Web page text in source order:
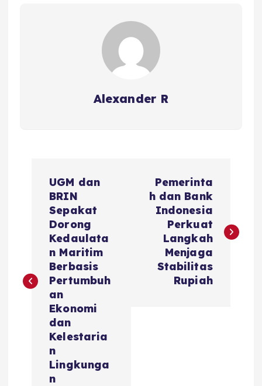
Alexander R
n
UGM dan
BRIN
Sepakat
Dorong
Kedaulata
n Maritim
Berbasis
Pertumbuh
an
Ekonomi
dan
Kelestaria
n
Lingkunga
n
Pemerinta
h dan Bank
Indonesia
Perkuat
Langkah
Menjaga
Stabilitas
Rupiah